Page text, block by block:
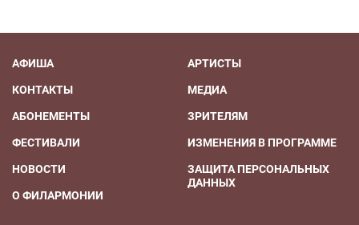
АФИША
КОНТАКТЫ
АБОНЕМЕНТЫ
ФЕСТИВАЛИ
НОВОСТИ
О ФИЛАРМОНИИ
АРТИСТЫ
МЕДИА
ЗРИТЕЛЯМ
ИЗМЕНЕНИЯ В ПРОГРАММЕ
ЗАЩИТА ПЕРСОНАЛЬНЫХ
ДАННЫХ